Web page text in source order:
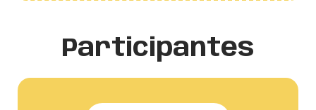
Participantes